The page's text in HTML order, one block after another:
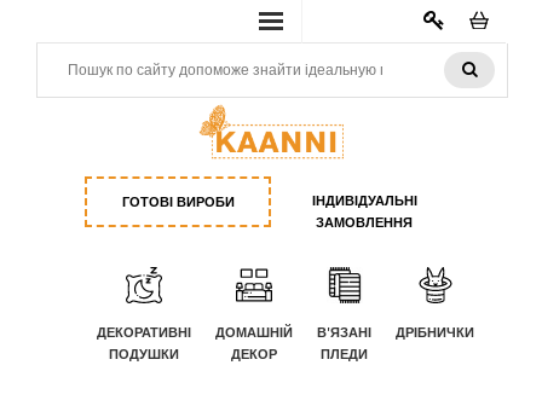
КАБИНЕТ
ГОТОВІ ВИРОБИ
ІНДИВІДУАЛЬНІ
ЗАМОВЛЕННЯ
ДЕКОРАТИВНІ
ПОДУШКИ
ДОМАШНІЙ
ДЕКОР
В'ЯЗАНІ
ПЛЕДИ
ДРІБНИЧКИ